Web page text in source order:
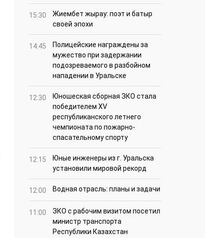
15:30
Жиембет жырау: поэт и батыр
своей эпохи
14:45
Полицейские награждены за
мужество при задержании
подозреваемого в разбойном
нападении в Уральске
12:30
Юношеская сборная ЗКО стала
победителем XV
республиканского летнего
чемпионата по пожарно-
спасательному спорту
12:15
Юные инженеры из г. Уральска
установили мировой рекорд
12:00 Водная отрасль: планы и задачи
11:00
ЗКО с рабочим визитом посетил
министр транспорта
Республики Казахстан